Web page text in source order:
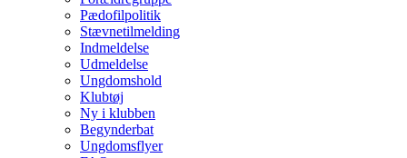
Pædofilpolitik
Stævnetilmelding
Indmeldelse
Udmeldelse
Ungdomshold
Klubtøj
Ny i klubben
Begynderbat
Ungdomsflyer